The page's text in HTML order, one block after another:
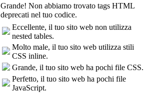
Grande! Non abbiamo trovato tags HTML
deprecati nel tuo codice.
Eccellente, il tuo sito web non utilizza
nested tables.
Molto male, il tuo sito web utilizza stili
CSS inline.
Grande, il tuo sito web ha pochi file CSS.
Perfetto, il tuo sito web ha pochi file
JavaScript.